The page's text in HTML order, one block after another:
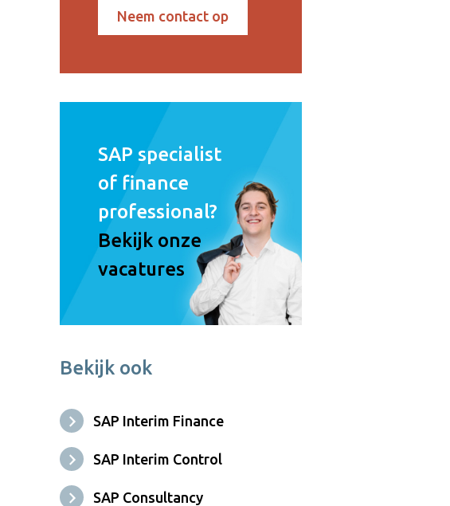
Neem contact op
SAP specialist
of finance
professional?
Bekijk onze
vacatures
Bekijk ook
SAP Interim Finance
SAP Interim Control
SAP Consultancy